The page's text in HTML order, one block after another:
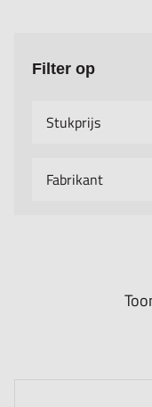
Filter op
Stukprijs
Fabrikant
per